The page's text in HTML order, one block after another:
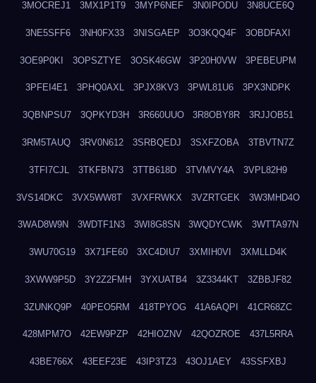
3MOCREJ1 3MX1P1T9 3MYP6NEF 3N0IPODU 3N8UCE6Q
3NE5SFF6 3NH0FX33 3NISGAEP 3O3KQQ4F 3OBDFAXI
3OE9P0KI 3OPSZTYE 3OSK46GW 3P20H0VW 3PEBEUPM
3PFEI4E1 3PHQ0AXL 3PJX8KV3 3PWL81U6 3PX3NDPK
3QBNPSU7 3QPKYD3H 3R660UUO 3R8OBY8R 3RJJOB51
3RM5TAUQ 3RV0N612 3SRBQEDJ 3SXFZOBA 3TBVTN7Z
3TFI7CJL 3TKFBN73 3TTB618D 3TVMVY4A 3VPL82H9
3VS14DKC 3VX5WW8T 3VXFRWKX 3VZRTGEK 3W3MHD4O
3WAD8W9N 3WDTF1N3 3WI8G8SN 3WQDYCWK 3WTTA97N
3WU70G19 3X71FE60 3XC4DIU7 3XMIH0VI 3XMLLD4K
3XWW9P5D 3Y2Z2FMH 3YXUATB4 3Z3344KT 3ZBBJF82
3ZUNKQ9P 40PEO5RM 418TPYOG 41A6AQPI 41CR68ZC
428MPM7O 42EW9PZP 42HIOZNV 42QOZROE 437L5RRA
43BE766X 43EEF23E 43IP3TZ3 43OJ1AEY 43SSFXBJ